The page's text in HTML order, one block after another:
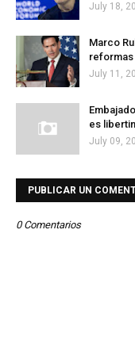
July 18,
Marco
reformas
July 11,
es
July 09,
PUBLICAR UN
0 Comentarios